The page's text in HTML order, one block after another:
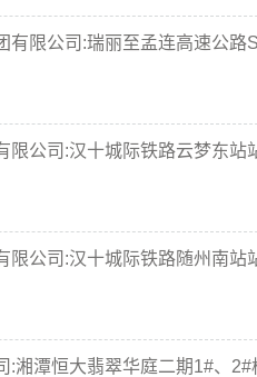
有限公司:瑞丽至孟连高速公
限公司:汉十城际铁路云梦东
限公司:汉十城际铁路随州南
:湘潭恒大翡翠华庭二期1#、